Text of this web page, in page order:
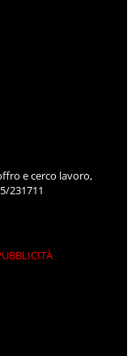
e cerco lavoro,
231711